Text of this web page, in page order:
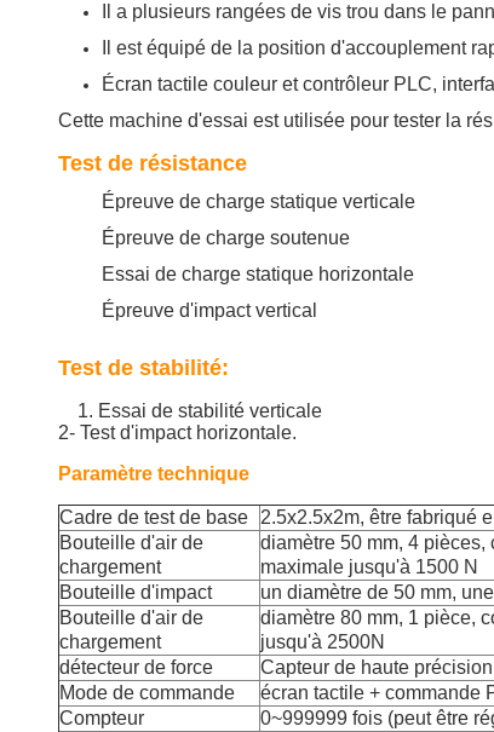
Il a plusieurs rangées de vis trou dans le
Il est équipé de la position d'accouplement
Écran tactile couleur et contrôleur PLC,
Cette machine d'essai est utilisée pour tester la
Test de résistance
Épreuve de charge statique verticale
Épreuve de charge soutenue
Essai de charge statique horizontale
Épreuve d'impact vertical
Test de stabilité:
1. Essai de stabilité verticale
2- Test d'impact horizontale.
Paramètre technique
Cadre de test de base
2.5x2.5x2m, être fabriqué
Bouteille d'air de
chargement
diamètre 50 mm, 4 pièces,
maximale jusqu'à 1500 N
Bouteille d'impact
un diamètre de 50 mm,
Bouteille d'air de
chargement
diamètre 80 mm, 1 pièce,
jusqu'à 2500N
détecteur de force
Capteur de haute
Mode de commande
écran tactile + commande
Compteur
0~999999 fois (peut être